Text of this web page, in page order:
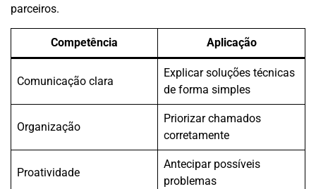
parceiros.
Competência Aplicação
Comunicação clara
Explicar soluções técnicas
de forma simples
Organização
Priorizar chamados
corretamente
Proatividade
Antecipar possíveis
problemas